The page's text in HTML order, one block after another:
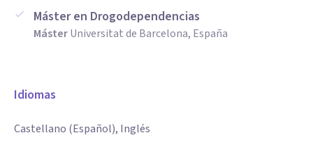
Máster en Drogodependencias
MásterUniversitat de Barcelona, España
Idiomas
Castellano (Español), Inglés